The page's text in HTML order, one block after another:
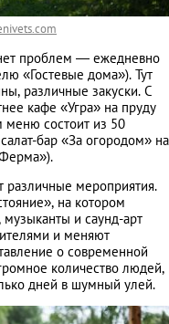
проблем — ежедневно
«Гостевые дома»). Тут
различные закуски. С
кафе «Угра» на пруду
меню состоит из 50
бар «За огородом» на
различные мероприятия.
на котором
и саунд-арт
и меняют
о современной
количество людей,
дней в шумный улей.